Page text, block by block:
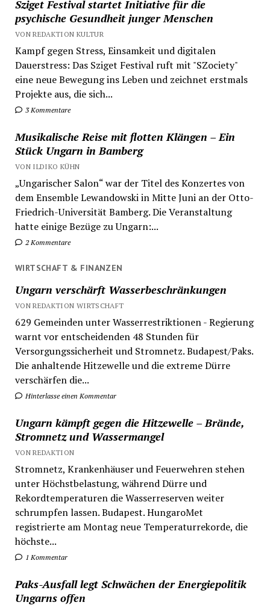
Sziget Festival startet Initiative für die
psychische Gesundheit junger Menschen
VON REDAKTION KULTUR
Kampf gegen Stress, Einsamkeit und digitalen
Dauerstress: Das Sziget Festival ruft mit "SZociety"
eine neue Bewegung ins Leben und zeichnet erstmals
Projekte aus, die sich...
3 Kommentare
Musikalische Reise mit flotten Klängen – Ein
Stück Ungarn in Bamberg
VON ILDIKO KÜHN
„Ungarischer Salon“ war der Titel des Konzertes von
dem Ensemble Lewandowski in Mitte Juni an der Otto-
Friedrich-Universität Bamberg. Die Veranstaltung
hatte einige Bezüge zu Ungarn:...
2 Kommentare
WIRTSCHAFT & FINANZEN
Ungarn verschärft Wasserbeschränkungen
VON REDAKTION WIRTSCHAFT
629 Gemeinden unter Wasserrestriktionen - Regierung
warnt vor entscheidenden 48 Stunden für
Versorgungssicherheit und Stromnetz. Budapest/Paks.
Die anhaltende Hitzewelle und die extreme Dürre
verschärfen die...
Hinterlasse einen Kommentar
Ungarn kämpft gegen die Hitzewelle – Brände,
Stromnetz und Wassermangel
VON REDAKTION
Stromnetz, Krankenhäuser und Feuerwehren stehen
unter Höchstbelastung, während Dürre und
Rekordtemperaturen die Wasserreserven weiter
schrumpfen lassen. Budapest. HungaroMet
registrierte am Montag neue Temperaturrekorde, die
höchste...
1 Kommentar
Paks-Ausfall legt Schwächen der Energiepolitik
Ungarns offen